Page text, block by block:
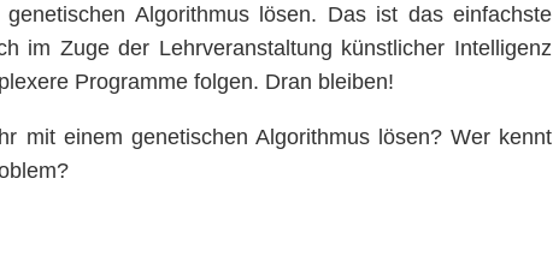
Algorithmus lösen. Das ist das einfachste
im Zuge der Lehrveranstaltung künstlicher Intelligenz
Programme folgen. Dran bleiben!
mit einem genetischen Algorithmus lösen? Wer kennt